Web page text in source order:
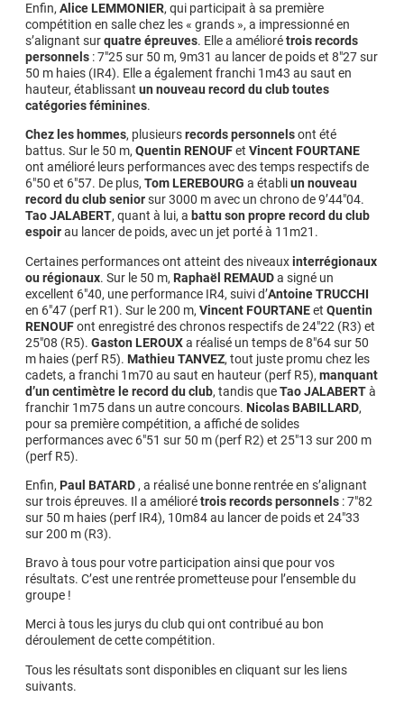
Enfin, Alice LEMMONIER, qui participait à sa première
compétition en salle chez les « grands », a impressionné en
s’alignant surquatreépreuves. Elle a améliorétrois records
personnels : 7″25 sur 50 m, 9m31 au lancer de poids et 8″27 sur
50 m haies (IR4). Elle a également franchi 1m43 au saut en
hauteur, établissant un nouveau record du club toutes
catégories féminines.
Chez les hommes, plusieursrecords personnelsont été
battus. Sur le 50 m, Quentin RENOUFet Vincent FOURTANE
ont amélioré leurs performances avec des temps respectifs de
6″50 et 6″57. De plus, Tom LEREBOURG a établiun nouveau
record du club seniorsur 3000 m avec un chrono de 9’44″04.
Tao JALABERT, quant à lui, a battu son propre record du club
espoirau lancer de poids, avec un jet porté à 11m21.
Certaines performances ont atteint des niveauxinterrégionaux
ou régionaux. Sur le 50 m, Raphaël REMAUDa signé un
excellent 6″40, une performance IR4, suivi d’Antoine TRUCCHI
en 6″47 (perf R1). Sur le 200 m, Vincent FOURTANEet Quentin
RENOUFont enregistré des chronos respectifs de 24″22 (R3) et
25″08 (R5). Gaston LEROUXa réalisé un temps de 8″64 sur 50
m haies (perf R5). Mathieu TANVEZ, tout juste promu chez les
cadets, a franchi 1m70 au saut en hauteur (perf R5), manquant
d’un centimètre le record du club, tandis queTao JALABERTà
franchir 1m75 dans un autre concours. Nicolas BABILLARD,
pour sa première compétition, a affiché de solides
performances avec 6″51 sur 50 m (perf R2) et 25″13 sur 200 m
(perf R5).
Enfin, Paul BATARD , a réalisé une bonne rentrée en s’alignant
sur trois épreuves. Il a améliorétrois records personnels : 7″82
sur 50 m haies (perf IR4), 10m84 au lancer de poids et 24″33
sur 200 m (R3).
Bravo à tous pour votre participation ainsi que pour vos
résultats. C’est une rentrée prometteuse pour l’ensemble du
groupe !
Merci à tous les jurys du club qui ont contribué au bon
déroulement de cette compétition.
Tous les résultats sont disponibles en cliquant sur les liens
suivants.